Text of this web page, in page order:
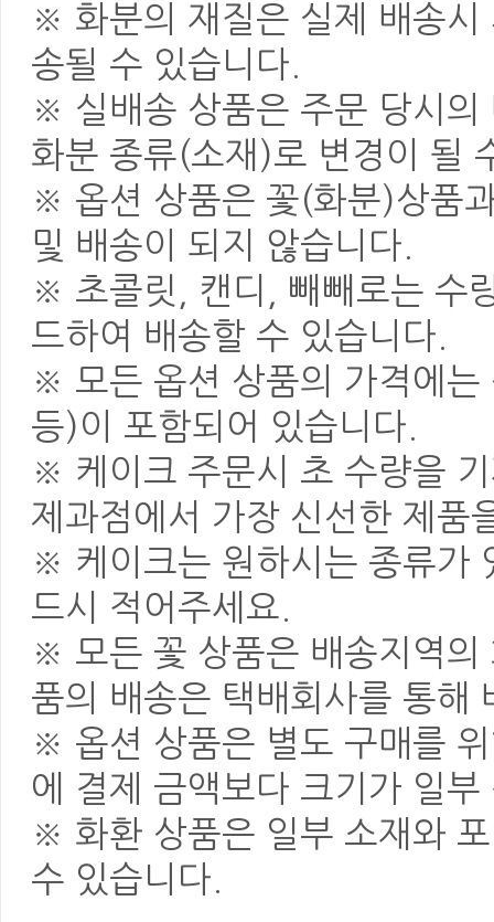
※ 화분의 재질은 실제 배송시
송될 수 있습니다.
※ 실배송 상품은 주문 당시의
화분 종류(소재)로 변경이 될
※ 옵션 상품은 꽃(화분)상품
및 배송이 되지 않습니다.
※ 초콜릿, 캔디, 빼빼로는 수
드하여 배송할 수 있습니다.
※ 모든 옵션 상품의 가격에는
등)이 포함되어 있습니다.
※ 케이크 주문시 초 수량을
제과점에서 가장 신선한 제품
※ 케이크는 원하시는 종류가
드시 적어주세요.
※ 모든 꽃 상품은 배송지역의
품의 배송은 택배회사를 통해
※ 옵션 상품은 별도 구매를
에 결제 금액보다 크기가 일
※ 화환 상품은 일부 소재와
수 있습니다.